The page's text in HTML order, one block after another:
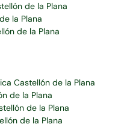
de la Plana
la Plana
de la Plana
Castellón de la Plana
de la Plana
de la Plana
de la Plana